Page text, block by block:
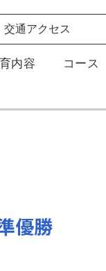
交通アクセス
内容 コース
優勝